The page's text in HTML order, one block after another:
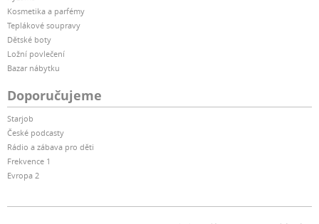
Kosmetika a parfémy
Teplákové soupravy
Dětské boty
Ložní povlečení
Bazar nábytku
Doporučujeme
Starjob
České podcasty
Rádio a zábava pro děti
Frekvence 1
Evropa 2